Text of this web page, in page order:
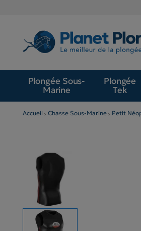
Plongée Sous-
Marine
Plongée
Tek
Accueil Chasse Sous-Marine Petit